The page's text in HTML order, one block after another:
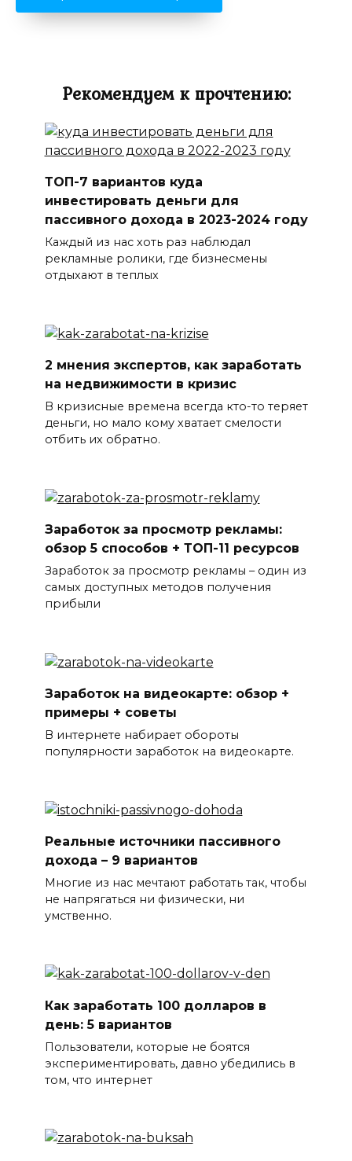
Рекомендуем к прочтению:
ТОП-7 вариантов куда
инвестировать деньги для
пассивного дохода в 2023-2024 году
Каждый из нас хоть раз наблюдал
рекламные ролики, где бизнесмены
отдыхают в теплых
2 мнения экспертов, как заработать
на недвижимости в кризис
В кризисные времена всегда кто-то теряет
деньги, но мало кому хватает смелости
отбить их обратно.
Заработок за просмотр рекламы:
обзор 5 способов + ТОП-11 ресурсов
Заработок за просмотр рекламы – один из
самых доступных методов получения
прибыли
Заработок на видеокарте: обзор +
примеры + советы
В интернете набирает обороты
популярности заработок на видеокарте.
Реальные источники пассивного
дохода – 9 вариантов
Многие из нас мечтают работать так, чтобы
не напрягаться ни физически, ни
умственно.
Как заработать 100 долларов в
день: 5 вариантов
Пользователи, которые не боятся
экспериментировать, давно убедились в
том, что интернет